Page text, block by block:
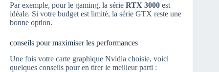
Par exemple, pour le gaming, la série RTX 3000 est
idéale. Si votre budget est limité, la série GTX reste une
bonne option.
conseils pour maximiser les performances
Une fois votre carte graphique Nvidia choisie, voici
quelques conseils pour en tirer le meilleur parti :